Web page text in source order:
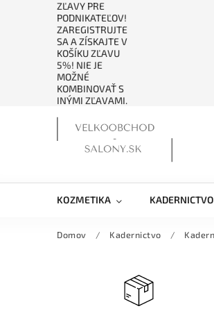
ZĽAVY PRE
PODNIKATEĽOV!
ZAREGISTRUJTE
SA A ZÍSKAJTE V
KOŠÍKU ZĽAVU
5%! NIE JE
MOŽNÉ
KOMBINOVAŤ S
INÝMI ZĽAVAMI.
KOZMETIKA KADERNICTVO
Domov / Kadernictvo /